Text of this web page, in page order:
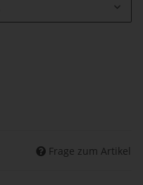
Frage zum Artikel